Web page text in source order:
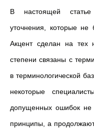
В настоящей статье
уточнения, которые не
Акцент сделан на тех
степени связаны с
в терминологической
некоторые
допущенных ошибок не
принципы, а